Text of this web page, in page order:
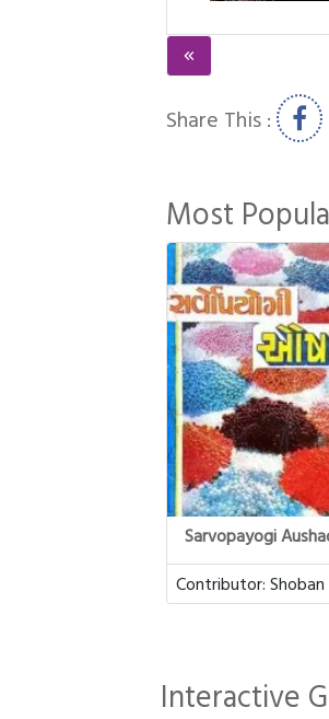
Share This :
Most
Contributor:
Interactive